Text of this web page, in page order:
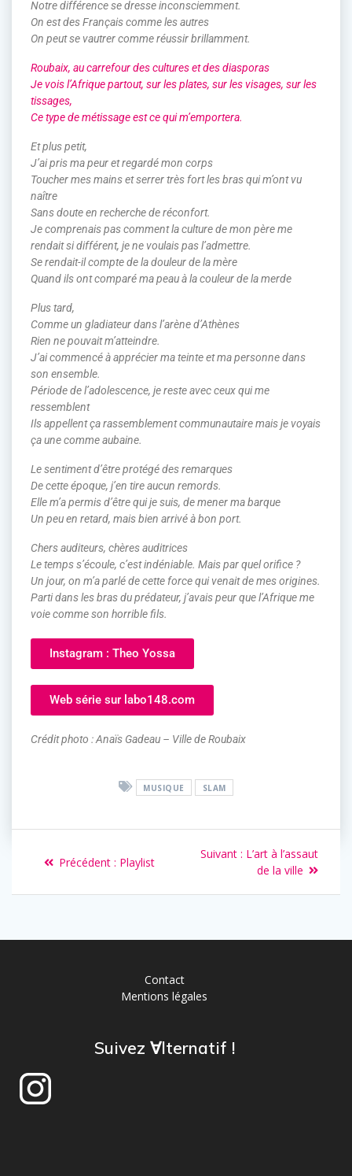
Notre différence se dresse inconsciemment.
On est des Français comme les autres
On peut se vautrer comme réussir brillamment.
Roubaix, au carrefour des cultures et des diasporas
Je vois l’Afrique partout, sur les plates, sur les visages, sur les
tissages,
Ce type de métissage est ce qui m’emportera.
Et plus petit,
J’ai pris ma peur et regardé mon corps
Toucher mes mains et serrer très fort les bras qui m’ont vu
naître
Sans doute en recherche de réconfort.
Je comprenais pas comment la culture de mon père me
rendait si différent, je ne voulais pas l’admettre.
Se rendait-il compte de la douleur de la mère
Quand ils ont comparé ma peau à la couleur de la merde
Plus tard,
Comme un gladiateur dans l’arène d’Athènes
Rien ne pouvait m’atteindre.
J’ai commencé à apprécier ma teinte et ma personne dans
son ensemble.
Période de l’adolescence, je reste avec ceux qui me
ressemblent
Ils appellent ça rassemblement communautaire mais je voyais
ça une comme aubaine.
Le sentiment d’être protégé des remarques
De cette époque, j’en tire aucun remords.
Elle m’a permis d’être qui je suis, de mener ma barque
Un peu en retard, mais bien arrivé à bon port.
Chers auditeurs, chères auditrices
Le temps s’écoule, c’est indéniable. Mais par quel orifice ?
Un jour, on m’a parlé de cette force qui venait de mes origines.
Parti dans les bras du prédateur, j’avais peur que l’Afrique me
voie comme son horrible fils.
Instagram : Theo Yossa
Web série sur labo148.com
Crédit photo : Anaïs Gadeau – Ville de Roubaix
MUSIQUE SLAM
Précédent : Playlist
Suivant : L’art à l’assaut
de la ville
Contact
Mentions légales
Suivez ∀lternatif !